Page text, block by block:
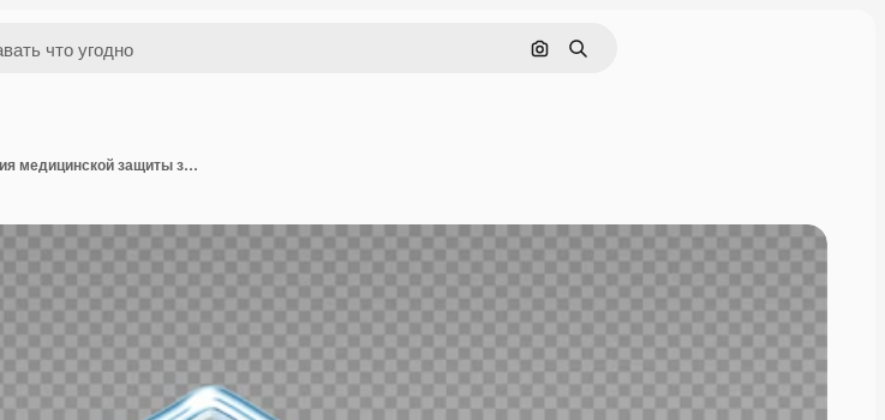
Поиск по изображению
Поиск
Прозрачный стеклянный защитный щит Концепция медицинской защиты здоровья